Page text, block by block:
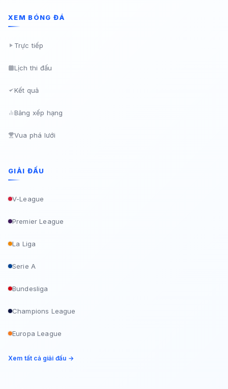
XEM BÓNG ĐÁ
Trực tiếp
Lịch thi đấu
Kết quả
Bảng xếp hạng
Vua phá lưới
GIẢI ĐẤU
V-League
Premier League
La Liga
Serie A
Bundesliga
Champions League
Europa League
Xem tất cả giải đấu →